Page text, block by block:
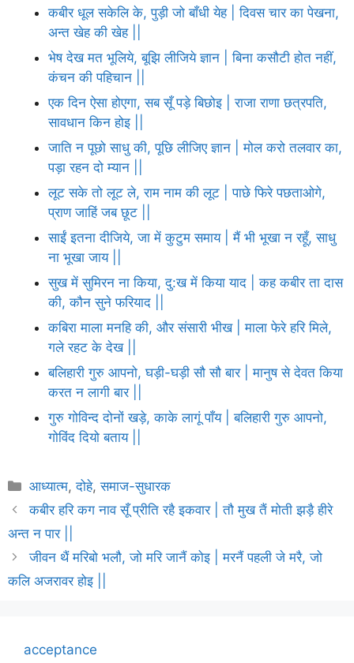
कबीर धूल सकेलि के, पुड़ी जो बाँधी येह | दिवस चार का पेखना,
अन्त खेह की खेह ||
भेष देख मत भूलिये, बूझि लीजिये ज्ञान | बिना कसौटी होत नहीं,
कंचन की पहिचान ||
एक दिन ऐसा होएगा, सब सूँ पड़े बिछोइ | राजा राणा छत्रपति,
सावधान किन होइ ||
जाति न पूछो साधु की, पूछि लीजिए ज्ञान | मोल करो तलवार का,
पड़ा रहन दो म्यान ||
लूट सके तो लूट ले, राम नाम की लूट | पाछे फिरे पछताओगे,
प्राण जाहिं जब छूट ||
साईं इतना दीजिये, जा में कुटुम समाय | मैं भी भूखा न रहूँ, साधु
ना भूखा जाय ||
सुख में सुमिरन ना किया, दु:ख में किया याद | कह कबीर ता दास
की, कौन सुने फरियाद ||
कबिरा माला मनहि की, और संसारी भीख | माला फेरे हरि मिले,
गले रहट के देख ||
बलिहारी गुरु आपनो, घड़ी-घड़ी सौ सौ बार | मानुष से देवत किया
करत न लागी बार ||
गुरु गोविन्द दोनों खड़े, काके लागूं पाँय | बलिहारी गुरु आपनो,
गोविंद दियो बताय ||
Categories
आध्यात्म,दोहे,समाज-सुधारक
कबीर हरि कग नाव सूँ प्रीति रहै इकवार | तौ मुख तैं मोती झड़ै हीरे
अन्त न पार ||
जीवन थैं मरिबो भलौ, जो मरि जानैं कोइ | मरनैं पहली जे मरै, जो
कलि अजरावर होइ ||
acceptance